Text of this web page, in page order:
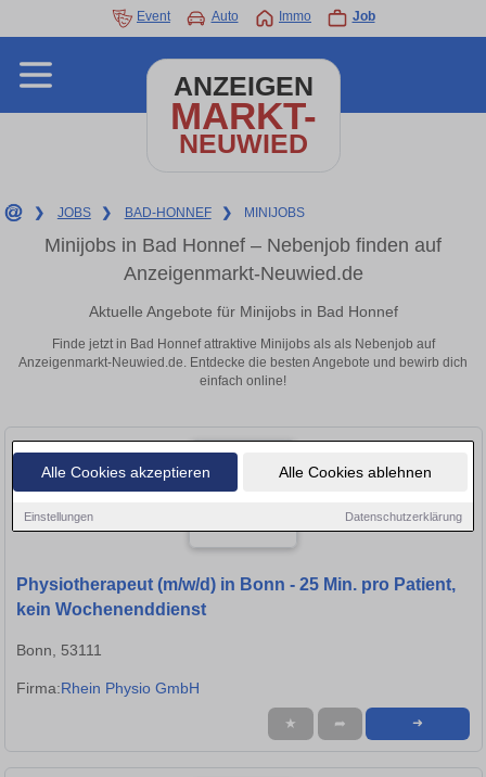
Alle Cookies akzeptieren Alle Cookies ablehnen
Einstellungen Datenschutzerklärung
Event Auto Immo Job
ANZEIGEN
MARKT-
NEUWIED
❯ JOBS ❯ BAD-HONNEF ❯ MINIJOBS
Minijobs in Bad Honnef – Nebenjob finden auf
Anzeigenmarkt-Neuwied.de
Aktuelle Angebote für Minijobs in Bad Honnef
Finde jetzt in Bad Honnef attraktive Minijobs als als Nebenjob auf
Anzeigenmarkt-Neuwied.de. Entdecke die besten Angebote und bewirb dich
einfach online!
Physiotherapeut (m/w/d) in Bonn - 25 Min. pro Patient,
kein Wochenenddienst
Bonn, 53111
Firma:Rhein Physio GmbH
★ ➦ ➜